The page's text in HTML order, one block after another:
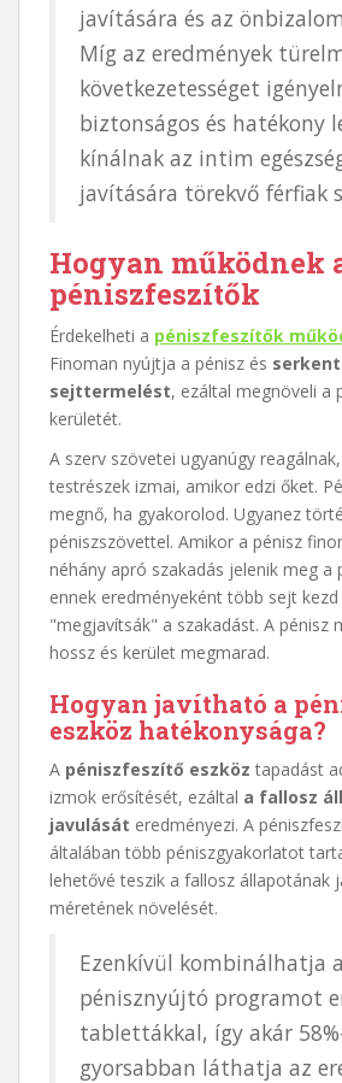
javítására és az
Míg az eredmények
következetességet
biztonságos és hatékony
kínálnak az intim
javítására törekvő férfiak
Hogyan működnek
péniszfeszítők
Érdekelheti a péniszfeszítők
Finoman nyújtja a pénisz és
sejttermelést, ezáltal megnöveli a
kerületét.
A szerv szövetei ugyanúgy
testrészek izmai, amikor edzi őket.
megnő, ha gyakorolod. Ugyanez
péniszszövettel. Amikor a pénisz
néhány apró szakadás jelenik meg a
ennek eredményeként több sejt
"megjavítsák" a szakadást. A pénisz
hossz és kerület megmarad.
Hogyan javítható a
eszköz hatékonysága?
A péniszfeszítő eszköz tapadást
izmok erősítését, ezáltal a fallosz
javulását eredményezi. A
általában több péniszgyakorlatot
lehetővé teszik a fallosz állapotának
méretének növelését.
Ezenkívül kombinálhatja a
pénisznyújtó programot
tablettákkal, így akár
gyorsabban láthatja az